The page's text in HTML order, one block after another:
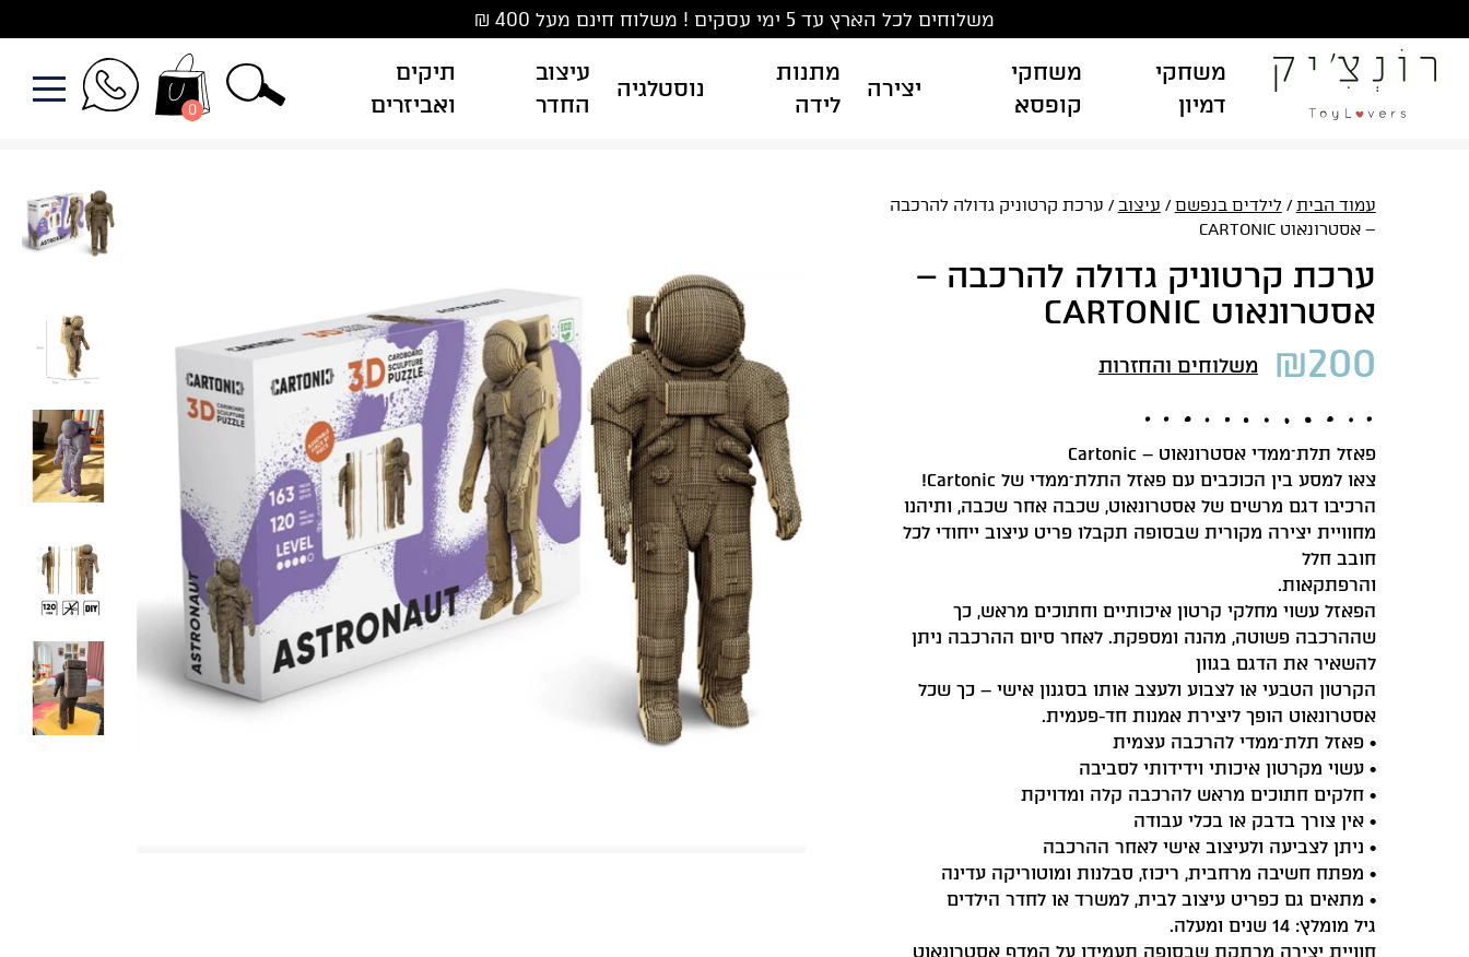
to
content
משלוחים לכל הארץ עד 5 ימי עסקים ! משלוח חינם מעל 400 ₪
משחקי
דמיון
משחקי
קופסא
יצירה
מתנות
לידה
נוסטלגיה
עיצוב
החדר
תיקים
ואביזרים
0
עמוד הבית/לילדים בנפשם/ עיצוב/ ערכת קרטוניק גדולה להרכבה
– אסטרונאוט CARTONIC
ערכת קרטוניק גדולה להרכבה –
אסטרונאוט CARTONIC
₪200 משלוחים והחזרות
פאזל תלת־ממדי אסטרונאוט – Cartonic
צאו למסע בין הכוכבים עם פאזל התלת־ממדי של Cartonic!
הרכיבו דגם מרשים של אסטרונאוט, שכבה אחר שכבה, ותיהנו
מחוויית יצירה מקורית שבסופה תקבלו פריט עיצוב ייחודי לכל
חובב חלל
והרפתקאות.
הפאזל עשוי מחלקי קרטון איכותיים וחתוכים מראש, כך
שההרכבה פשוטה, מהנה ומספקת. לאחר סיום ההרכבה ניתן
להשאיר את הדגם בגוון
הקרטון הטבעי או לצבוע ולעצב אותו בסגנון אישי – כך שכל
אסטרונאוט הופך ליצירת אמנות חד-פעמית.
• פאזל תלת־ממדי להרכבה עצמית
• עשוי מקרטון איכותי וידידותי לסביבה
• חלקים חתוכים מראש להרכבה קלה ומדויקת
• אין צורך בדבק או בכלי עבודה
• ניתן לצביעה ולעיצוב אישי לאחר ההרכבה
• מפתח חשיבה מרחבית, ריכוז, סבלנות ומוטוריקה עדינה
• מתאים גם כפריט עיצוב לבית, למשרד או לחדר הילדים
גיל מומלץ: 14 שנים ומעלה.
חוויית יצירה מרתקת שבסופה תעמידו על המדף אסטרונאוט